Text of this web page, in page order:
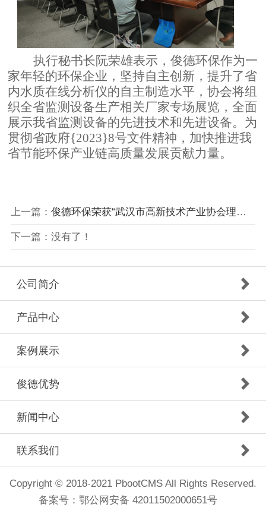
执行秘书长阮荣雄表示，俊德环保作为一
家年轻的环保企业，坚持自主创新，提升了省
内水质在线分析仪的自主制造水平，协会将组
织全省监测设备生产相关厂家专场展览，全面
展示我省监测设备的先进技术和先进设备。为
贯彻省政府{2023}8号文件精神，加快推进我
省节能环保产业链高质量发展贡献力量。
上一篇： 俊德环保荣获“武汉市高新技术产业协会理事单位”牌匾
下一篇：没有了！
公司简介
产品中心
案例展示
俊德优势
新闻中心
联系我们
Copyright © 2018-2021 PbootCMS All Rights Reserved.
备案号： 鄂公网安备 42011502000651号